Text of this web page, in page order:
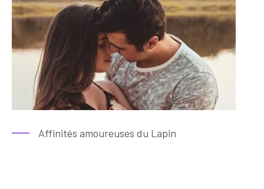
Affinités amoureuses du Lapin